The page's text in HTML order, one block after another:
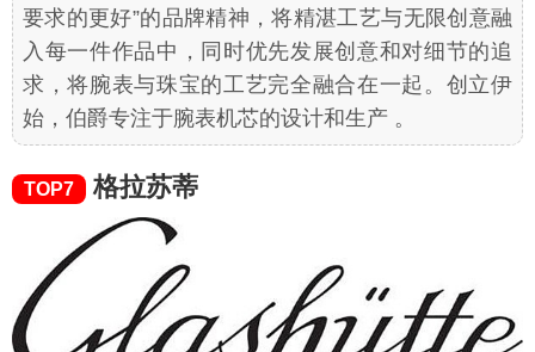
要求的更好”的品牌精神，将精湛工艺与无限创意融
入每一件作品中，同时优先发展创意和对细节的追
求，将腕表与珠宝的工艺完全融合在一起。创立伊
始，伯爵专注于腕表机芯的设计和生产 。
TOP7 格拉苏蒂